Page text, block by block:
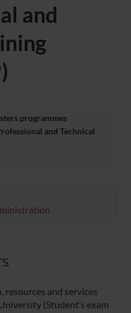
and
programmes
and Technical
and services
(Student’s exam